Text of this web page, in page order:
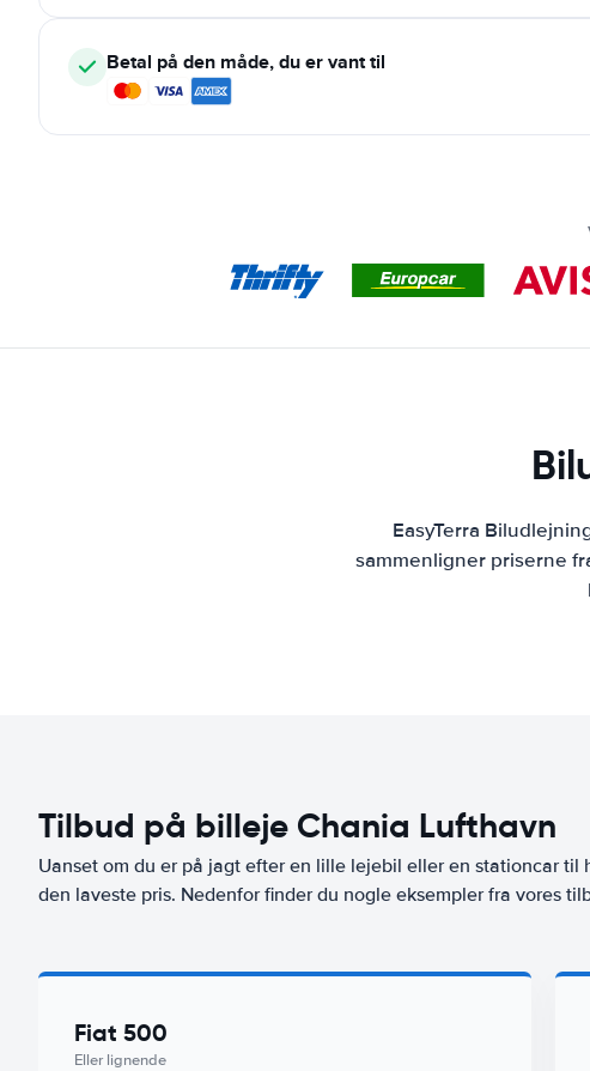
Betal på den måde, du er vant til
EasyTerra
sammenligner priserne
Tilbud på billeje Chania Lufthavn
Uanset om du er på jagt efter en lille lejebil eller en stationcar
den laveste pris. Nedenfor finder du nogle eksempler fra vores
Fiat 500
Eller lignende